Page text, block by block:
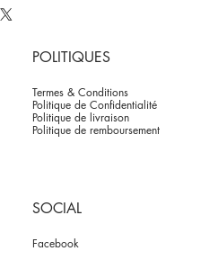
POLITIQUES
Termes & Conditions
Politique de Confidentialité
Politique de livraison
Politique de remboursement
SOCIAL
Facebook